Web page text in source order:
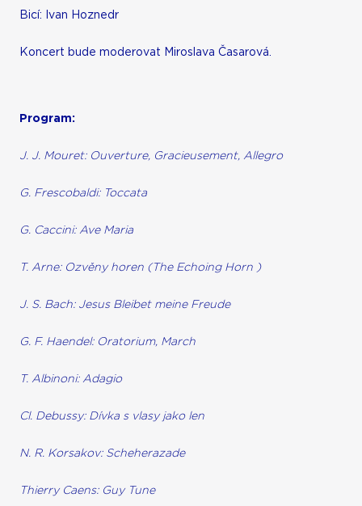
Bicí: Ivan Hoznedr
Koncert bude moderovat Miroslava Časarová.
Program:
J. J. Mouret: Ouverture, Gracieusement, Allegro
G. Frescobaldi: Toccata
G. Caccini: Ave Maria
T. Arne: Ozvěny horen (The Echoing Horn )
J. S. Bach: Jesus Bleibet meine Freude
G. F. Haendel: Oratorium, March
T. Albinoni: Adagio
Cl. Debussy: Dívka s vlasy jako len
N. R. Korsakov: Scheherazade
Thierry Caens: Guy Tune